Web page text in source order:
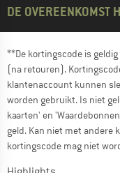
DE OVEREENKOMST
**De kortingscode is
(na retouren).
klantenaccount kunnen
worden gebruikt. Is niet
kaarten' en
geld. Kan niet met andere
kortingscode mag niet